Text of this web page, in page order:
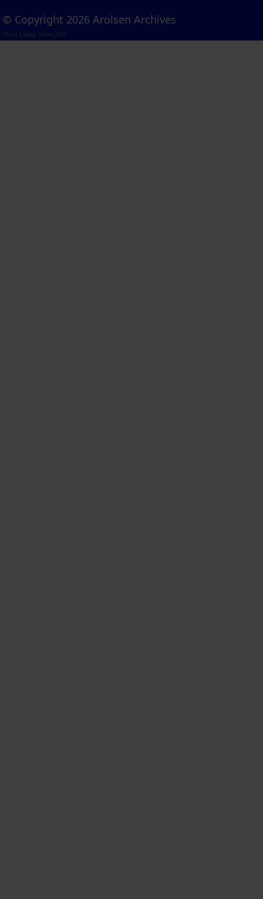
© Copyright 2026 Arolsen Archives
Visual Library Server 2026